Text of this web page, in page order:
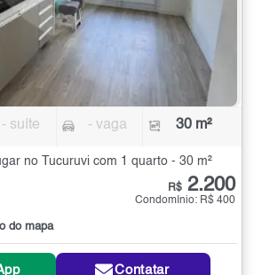
- suíte - vaga 30 m²
no Tucuruvi com 1 quarto - 30 m²
do mapa
R$ 2.200
Condomínio: R$ 400
Contatar